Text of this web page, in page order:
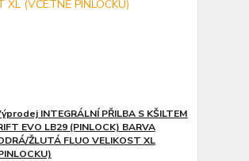
INTEGRÁLNÍ PŘILBA S KŠILTEM
EVO LB29 (PINLOCK) BARVA
ŽLUTÁ FLUO VELIKOST XL